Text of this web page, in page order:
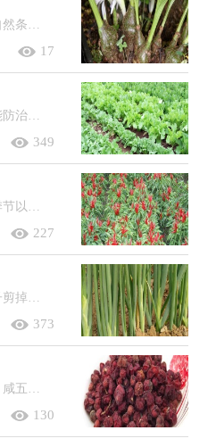
冰球子种子繁殖难度较大，在自然条件下播种出芽率极低，所以一般不使用。冰球子可以用块茎进行种植，选择疏松透气、排水好的土壤，在春、...
17
安泰生农药一般是指丙森锌，能防治黄瓜霜霉病、大白菜霜霉病、番茄早疫病和晚疫病、芒果炭疽病，且对白粉病、锈病和葡萄孢属病菌引起...
349
227
373
130